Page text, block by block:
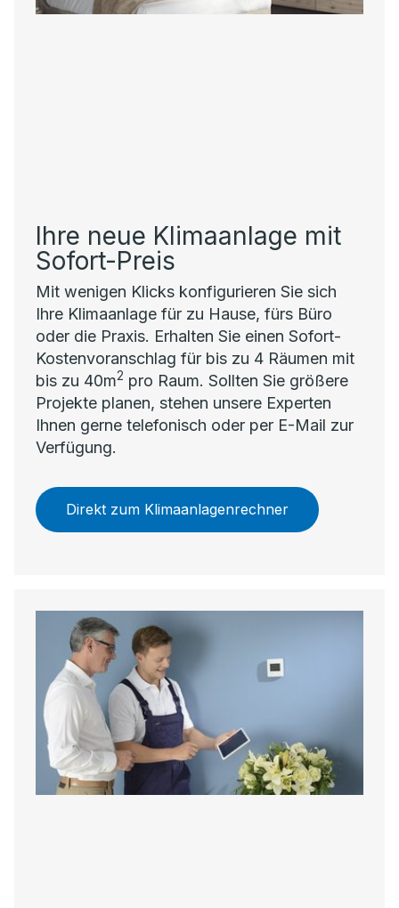
Ihre neue Klimaanlage mit
Sofort-Preis
Mit wenigen Klicks konfigurieren Sie sich
Ihre Klimaanlage für zu Hause, fürs Büro
oder die Praxis. Erhalten Sie einen Sofort-
Kostenvoranschlag für bis zu 4 Räumen mit
bis zu 40m2 pro Raum. Sollten Sie größere
Projekte planen, stehen unsere Experten
Ihnen gerne telefonisch oder per E-Mail zur
Verfügung.
Direkt zum Klimaanlagenrechner